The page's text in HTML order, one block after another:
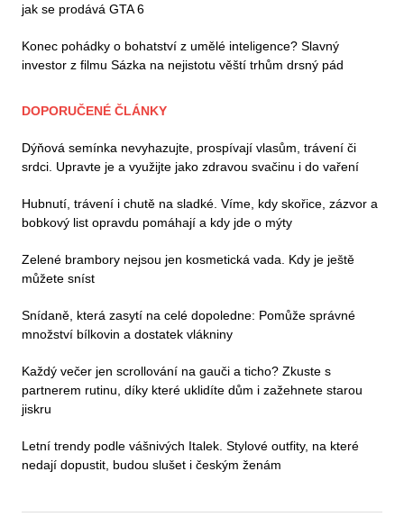
jak se prodává GTA 6
Konec pohádky o bohatství z umělé inteligence? Slavný
investor z filmu Sázka na nejistotu věští trhům drsný pád
DOPORUČENÉ ČLÁNKY
Dýňová semínka nevyhazujte, prospívají vlasům, trávení či
srdci. Upravte je a využijte jako zdravou svačinu i do vaření
Hubnutí, trávení i chutě na sladké. Víme, kdy skořice, zázvor a
bobkový list opravdu pomáhají a kdy jde o mýty
Zelené brambory nejsou jen kosmetická vada. Kdy je ještě
můžete sníst
Snídaně, která zasytí na celé dopoledne: Pomůže správné
množství bílkovin a dostatek vlákniny
Každý večer jen scrollování na gauči a ticho? Zkuste s
partnerem rutinu, díky které uklidíte dům i zažehnete starou
jiskru
Letní trendy podle vášnivých Italek. Stylové outfity, na které
nedají dopustit, budou slušet i českým ženám